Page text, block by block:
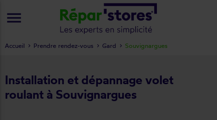
Installation et dépannage volet
roulant à Souvignargues
Accueil Prendre rendez-vous Gard Souvignargues
menu